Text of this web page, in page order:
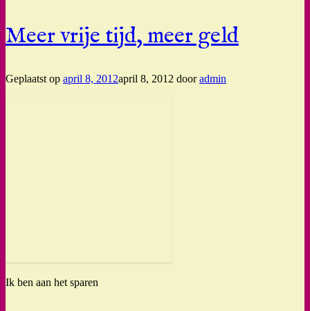
Meer vrije tijd, meer geld
Geplaatst op april 8, 2012april 8, 2012 dooradmin
Ik ben aan het sparen